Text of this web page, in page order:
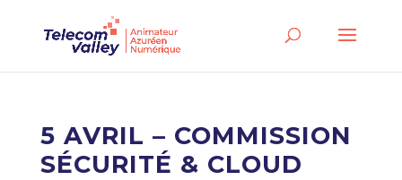
5 AVRIL – COMMISSION
SÉCURITÉ & CLOUD